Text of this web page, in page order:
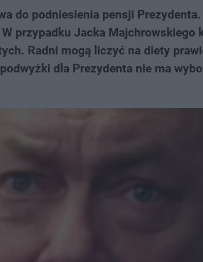
do podniesienia pensji
przypadku Jacka Majchrowskiego
Radni mogą liczyć na diety
dla Prezydenta nie ma